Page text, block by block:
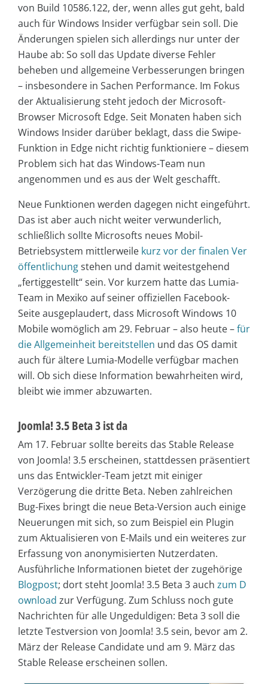
von Build 10586.122, der, wenn alles gut geht, bald
auch für Windows Insider verfügbar sein soll. Die
Änderungen spielen sich allerdings nur unter der
Haube ab: So soll das Update diverse Fehler
beheben und allgemeine Verbesserungen bringen
– insbesondere in Sachen Performance. Im Fokus
der Aktualisierung steht jedoch der Microsoft-
Browser Microsoft Edge. Seit Monaten haben sich
Windows Insider darüber beklagt, dass die Swipe-
Funktion in Edge nicht richtig funktioniere – diesem
Problem sich hat das Windows-Team nun
angenommen und es aus der Welt geschafft.
Neue Funktionen werden dagegen nicht eingeführt.
Das ist aber auch nicht weiter verwunderlich,
schließlich sollte Microsofts neues Mobil-
Betriebsystem mittlerweile kurz vor der finalen Ver
öffentlichungstehen und damit weitestgehend
„fertiggestellt“ sein. Vor kurzem hatte das Lumia-
Team in Mexiko auf seiner offiziellen Facebook-
Seite ausgeplaudert, dass Microsoft Windows 10
Mobile womöglich am 29. Februar – also heute –für
die Allgemeinheit bereitstellen und das OS damit
auch für ältere Lumia-Modelle verfügbar machen
will. Ob sich diese Information bewahrheiten wird,
bleibt wie immer abzuwarten.
Joomla! 3.5 Beta 3 ist da
Am 17. Februar sollte bereits das Stable Release
von Joomla! 3.5 erscheinen, stattdessen präsentiert
uns das Entwickler-Team jetzt mit einiger
Verzögerung die dritte Beta. Neben zahlreichen
Bug-Fixes bringt die neue Beta-Version auch einige
Neuerungen mit sich, so zum Beispiel ein Plugin
zum Aktualisieren von E-Mails und ein weiteres zur
Erfassung von anonymisierten Nutzerdaten.
Ausführliche Informationen bietet der zugehörige
Blogpost; dort steht Joomla! 3.5 Beta 3 auch zum D
ownload zur Verfügung. Zum Schluss noch gute
Nachrichten für alle Ungeduldigen: Beta 3 soll die
letzte Testversion von Joomla! 3.5 sein, bevor am 2.
März der Release Candidate und am 9. März das
Stable Release erscheinen sollen.